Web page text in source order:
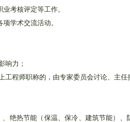
考核评定等工作。
学术交流活动。
响力；
程师职称的，由专家委员会讨论、主
绝热节能（保温、保冷、建筑节能）、